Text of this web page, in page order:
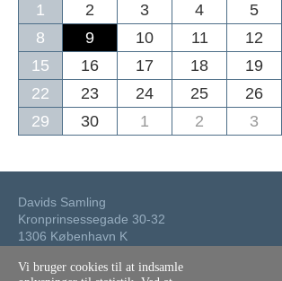
1
2 3 4 5
8
9 10 11 12
15
16 17 18 19
22
23 24 25 26
29
30 1 2 3
Davids Samling
Kronprinsessegade 30-32
1306 København K
Tlf.: 33 73 49 49
Vi bruger cookies til at indsamle